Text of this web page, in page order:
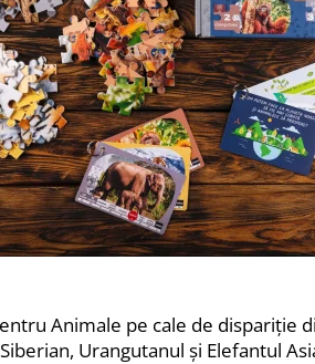
Animale pe cale de dispariție
Urangutanul și Elefantul